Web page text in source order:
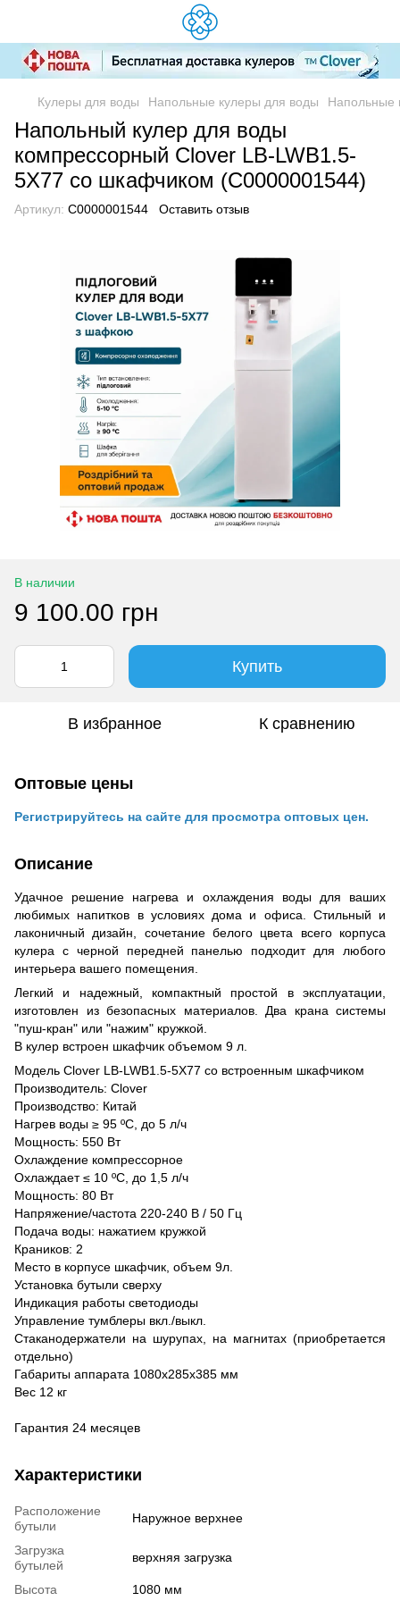
Кулеры для воды Напольные кулеры для воды Напольные
Напольный кулер для воды
компрессорный Clover LB-LWB1.5-
5X77 со шкафчиком (C0000001544)
Артикул: C0000001544 Оставить отзыв
В наличии
9 100.00 грн
Купить
В избранное К сравнению
Оптовые цены
Регистрируйтесь на сайте для просмотра оптовых цен.
Описание
Удачное решение нагрева и охлаждения воды для ваших
любимых напитков в условиях дома и офиса. Стильный и
лаконичный дизайн, сочетание белого цвета всего корпуса
кулера с черной передней панелью подходит для любого
интерьера вашего помещения.
Легкий и надежный, компактный простой в эксплуатации,
изготовлен из безопасных материалов. Два крана системы
"пуш-кран" или "нажим" кружкой.
В кулер встроен шкафчик объемом 9 л.
Модель Clover LB-LWB1.5-5X77 со встроенным шкафчиком
Производитель: Clover
Производство: Китай
Нагрев воды ≥ 95 ºС, до 5 л/ч
Мощность: 550 Вт
Охлаждение компрессорное
Охлаждает ≤ 10 ºС, до 1,5 л/ч
Мощность: 80 Вт
Напряжение/частота 220-240 В / 50 Гц
Подача воды: нажатием кружкой
Краников: 2
Место в корпусе шкафчик, объем 9л.
Установка бутыли сверху
Индикация работы светодиоды
Управление тумблеры вкл./выкл.
Стаканодержатели на шурупах, на магнитах (приобретается
отдельно)
Габариты аппарата 1080х285х385 мм
Вес 12 кг
Гарантия 24 месяцев
Характеристики
Расположение
бутыли
Наружное верхнее
Загрузка
бутылей
верхняя загрузка
Высота 1080 мм